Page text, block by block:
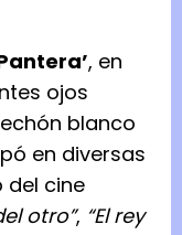
, en
ojos
blanco
en diversas
del cine
otro”, “El rey